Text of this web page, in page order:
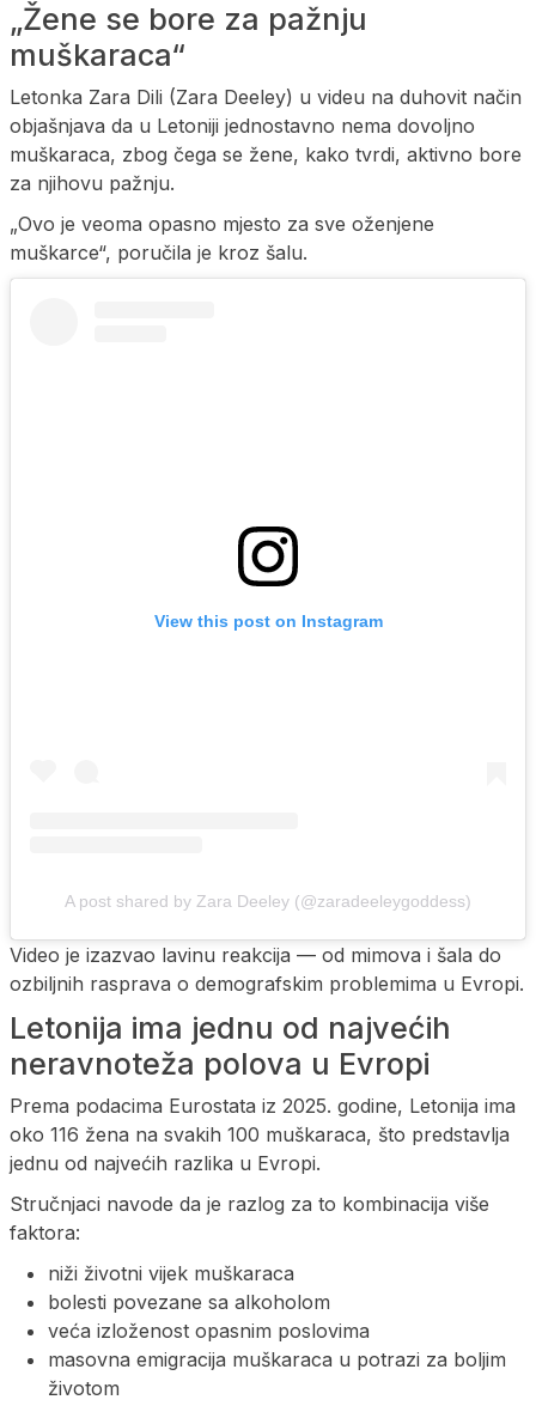
„Žene se bore za pažnju
muškaraca“
Letonka Zara Dili (Zara Deeley) u videu na duhovit način
objašnjava da u Letoniji jednostavno nema dovoljno
muškaraca, zbog čega se žene, kako tvrdi, aktivno bore
za njihovu pažnju.
„Ovo je veoma opasno mjesto za sve oženjene
muškarce“, poručila je kroz šalu.
View this post on Instagram
A post shared by Zara Deeley (@zaradeeleygoddess)
Video je izazvao lavinu reakcija — od mimova i šala do
ozbiljnih rasprava o demografskim problemima u Evropi.
Letonija ima jednu od najvećih
neravnoteža polova u Evropi
Prema podacima Eurostata iz 2025. godine, Letonija ima
oko 116 žena na svakih 100 muškaraca, što predstavlja
jednu od najvećih razlika u Evropi.
Stručnjaci navode da je razlog za to kombinacija više
faktora:
niži životni vijek muškaraca
bolesti povezane sa alkoholom
veća izloženost opasnim poslovima
masovna emigracija muškaraca u potrazi za boljim
životom